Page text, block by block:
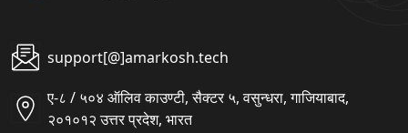
support[@]amarkosh.tech
ए-८ / ५०४ ऑलिव काउण्टी, सैक्टर ५, वसुन्धरा, गाजियाबाद,
२०१०१२ उत्तर प्रदेश, भारत